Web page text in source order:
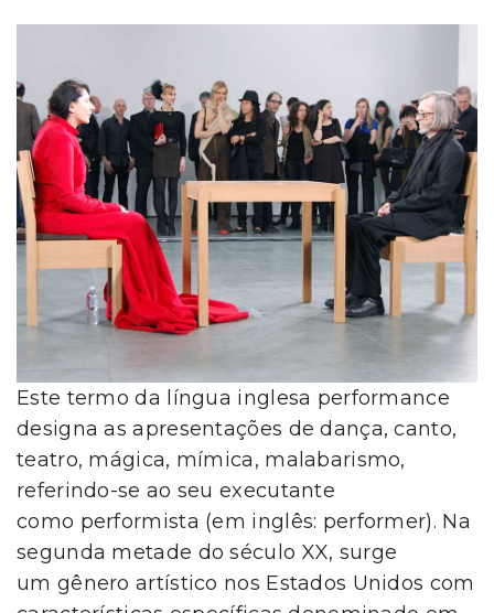
Este termo da língua inglesa performance
designa as apresentações de dança, canto,
teatro, mágica, mímica, malabarismo,
referindo-se ao seu executante
como performista (em inglês: performer). Na
segunda metade do século XX, surge
um gênero artístico nos Estados Unidos com